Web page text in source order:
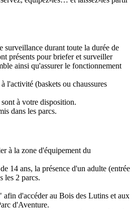
surveillance durant toute la durée de
présents pour briefer et surveiller
ainsi qu'assurer le fonctionnement
l'activité (baskets ou chaussures
à votre disposition.
dans les parcs.
à la zone d'équipement du
14 ans, la présence d'un adulte (entrée
les 2 parcs.
afin d'accéder au Bois des Lutins et aux
d'Aventure.